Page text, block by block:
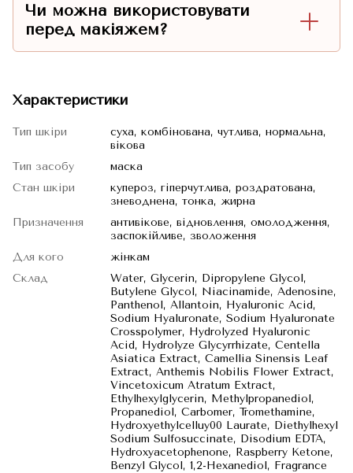
Чи можна використовувати
перед макіяжем?
Характеристики
Тип шкіри
суха, комбінована, чутлива, нормальна,
вікова
Тип засобу
маска
Стан шкіри
купероз, гіперчутлива, роздратована,
зневоднена, тонка, жирна
Призначення
антивікове, відновлення, омолодження,
заспокійливе, зволоження
Для кого
жінкам
Склад
Water, Glycerin, Dipropylene Glycol,
Butylene Glycol, Niacinamide, Adenosine,
Panthenol, Allantoin, Hyaluronic Acid,
Sodium Hyaluronate, Sodium Hyaluronate
Crosspolymer, Hydrolyzed Hyaluronic
Acid, Hydrolyze Glycyrrhizate, Centella
Asiatica Extract, Camellia Sinensis Leaf
Extract, Anthemis Nobilis Flower Extract,
Vincetoxicum Atratum Extract,
Ethylhexylglycerin, Methylpropanediol,
Propanediol, Carbomer, Tromethamine,
Hydroxyethylcelluy00 Laurate, Diethylhexyl
Sodium Sulfosuccinate, Disodium EDTA,
Hydroxyacetophenone, Raspberry Ketone,
Benzyl Glycol, 1,2-Hexanediol, Fragrance